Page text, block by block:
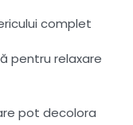
complet
pentru relaxare
pot decolora